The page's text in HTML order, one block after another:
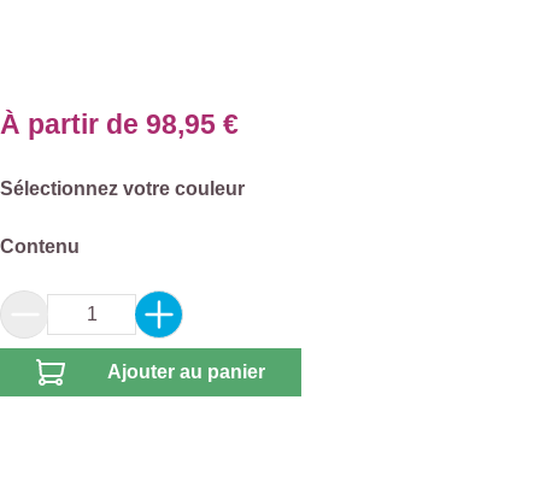
À partir de 98,95 €
Sélectionnez
Sélectionnez votre couleur
Sélectionnez
Contenu
Quantité de produit : Entrez la quantité
Ajouter au panier